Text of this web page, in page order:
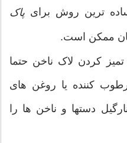
ترین روش برایپاک
ممکن است.
کردن لاک ناخن حتما
کننده یا روغن های
دستها و ناخن ها را